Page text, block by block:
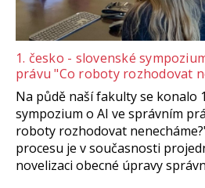
1. česko - slovenské
právu "Co roboty rozhodovat
Na půdě naší fakulty se konalo
sympozium o AI ve správním
roboty rozhodovat
procesu je v současnosti
novelizaci obecné úpravy